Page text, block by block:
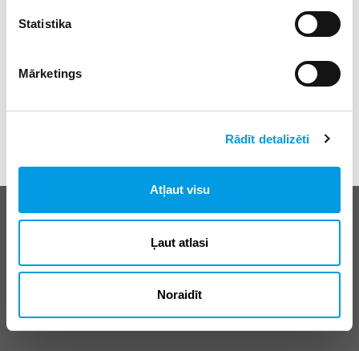
Statistika
Mārketings
Rādīt detalizēti
Atļaut visu
Ļaut atlasi
Noraidīt
Biežāk uzdotie jautājumi
E-klases lietošanas noteikumi